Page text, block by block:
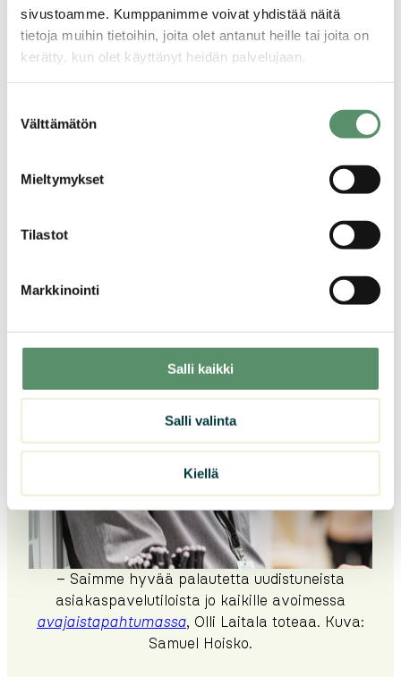
sivustoamme. Kumppanimme voivat yhdistää näitä
tietoja muihin tietoihin, joita olet antanut heille tai joita on
kerätty, kun olet käyttänyt heidän palvelujaan.
Evästeet >
valinta
Välttämätön
Mieltymykset
Tilastot
Markkinointi
Salli kaikki
Salli valinta
Kiellä
asiakaspalvelutilat ovat otettu ilolla vastaan.
Olemme saaneet palautetta siitä, miten valoisat
ja helposti lähestyttävät uudet tilat ovat.
Erityisesti mahdollisuus varata henkilökohtainen
tapaamisaika ilman jonotusta on saanut kiitosta.
Laitala sanoo.
– Saimme hyvää palautetta uudistuneista
asiakaspavelutiloista jo kaikille avoimessa
avajaistapahtumassa, Olli Laitala toteaa. Kuva:
Samuel Hoisko.